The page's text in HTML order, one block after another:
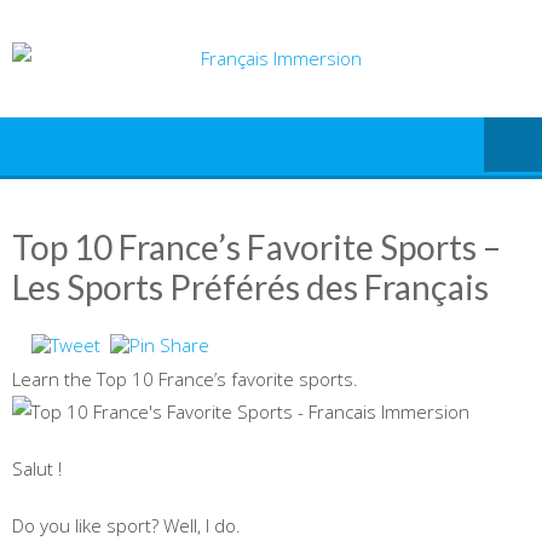
to
Top 10 France’s Favorite Sports –
Les Sports Préférés des Français
Learn the Top 10 France’s favorite sports.
Salut !
Do you like sport? Well, I do.